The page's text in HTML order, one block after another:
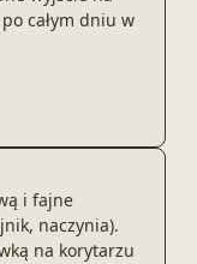
całym dniu w
i fajne
naczynia).
na korytarzu